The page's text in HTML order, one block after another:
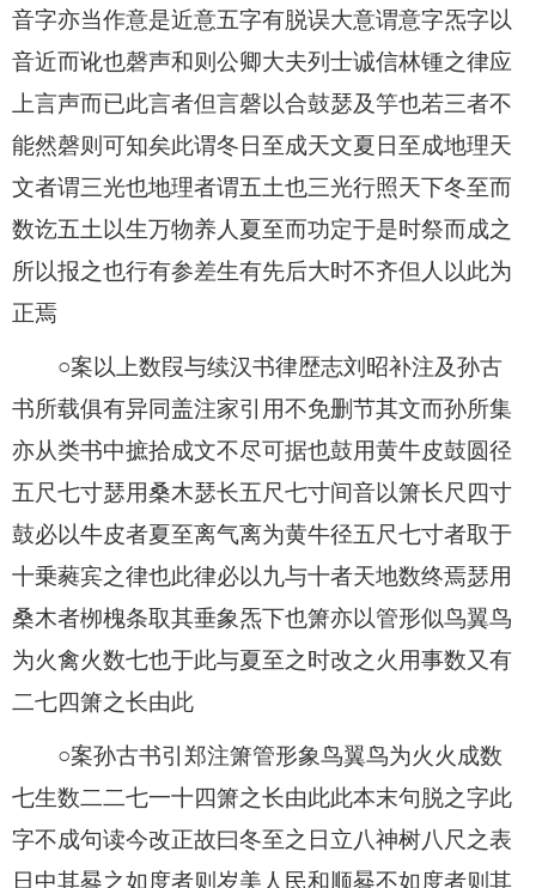
音字亦当作意是近意五字有脱误大意谓意字炁字以
音近而讹也磬声和则公卿大夫列士诚信林锺之律应
上言声而已此言者但言磬以合鼓瑟及竽也若三者不
能然磬则可知矣此谓冬日至成天文夏日至成地理天
文者谓三光也地理者谓五土也三光行照天下冬至而
数讫五土以生万物养人夏至而功定于是时祭而成之
所以报之也行有参差生有先后大时不齐但人以此为
正焉
○案以上数叚与续汉书律歴志刘昭补注及孙古
书所载俱有异同盖注家引用不免删节其文而孙所集
亦从类书中摭拾成文不尽可据也鼓用黄牛皮鼓圆径
五尺七寸瑟用桑木瑟长五尺七寸间音以箫长尺四寸
鼓必以牛皮者夏至离气离为黄牛径五尺七寸者取于
十乗蕤宾之律也此律必以九与十者天地数终焉瑟用
桑木者栁槐条取其垂象炁下也箫亦以管形似鸟翼鸟
为火禽火数七也于此与夏至之时改之火用事数又有
二七四箫之长由此
○案孙古书引郑注箫管形象鸟翼鸟为火火成数
七生数二二七一十四箫之长由此此本末句脱之字此
字不成句读今改正故曰冬至之日立八神树八尺之表
日中其晷之如度者则岁美人民和顺晷不如度者则其